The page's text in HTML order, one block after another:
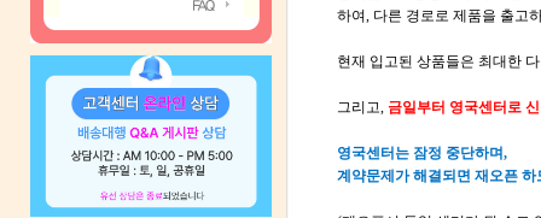
하여, 다른 경로로 제품을 출고
현재 입고된 상품들은 최대한
그리고, 금일부터 영국센터로
영국센터는 잠정 중단하며,
계약문제가 해결되면 재오픈 하